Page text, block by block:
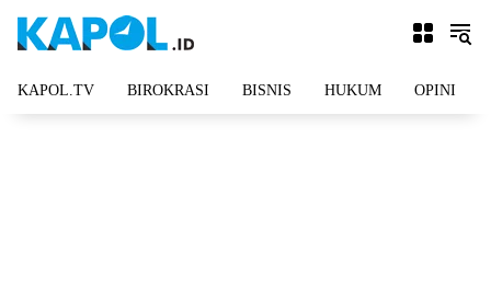
KAPOL.TV BIROKRASI BISNIS HUKUM OPINI